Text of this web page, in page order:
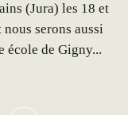
(Jura) les 18 et
serons aussi
école de Gigny...